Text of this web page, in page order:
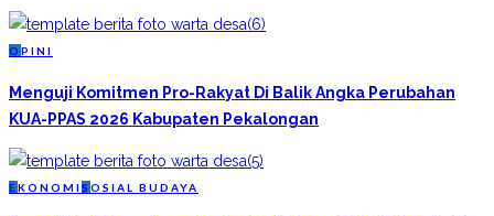
O PINI
Menguji Komitmen Pro-Rakyat Di Balik Angka Perubahan
KUA-PPAS 2026 Kabupaten Pekalongan
EKONOMI S OSIAL BUDAYA